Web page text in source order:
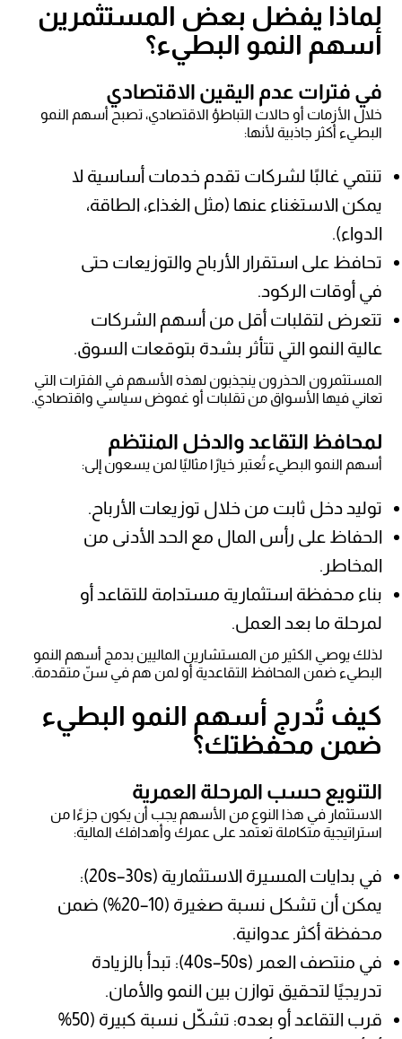
لماذا يفضل بعض المستثمرين
أسهم النمو البطيء؟
في فترات عدم اليقين الاقتصادي
خلال الأزمات أو حالات التباطؤ الاقتصادي، تصبح أسهم النمو
البطيء أكثر جاذبية لأنها:
تنتمي غالبًا لشركات تقدم خدمات أساسية لا
يمكن الاستغناء عنها (مثل الغذاء، الطاقة،
الدواء).
تحافظ على استقرار الأرباح والتوزيعات حتى
في أوقات الركود.
تتعرض لتقلبات أقل من أسهم الشركات
عالية النمو التي تتأثر بشدة بتوقعات السوق.
المستثمرون الحذرون ينجذبون لهذه الأسهم في الفترات التي
تعاني فيها الأسواق من تقلبات أو غموض سياسي واقتصادي.
لمحافظ التقاعد والدخل المنتظم
أسهم النمو البطيء تُعتبر خيارًا مثاليًا لمن يسعون إلى:
توليد دخل ثابت من خلال توزيعات الأرباح.
الحفاظ على رأس المال مع الحد الأدنى من
المخاطر.
بناء محفظة استثمارية مستدامة للتقاعد أو
لمرحلة ما بعد العمل.
لذلك يوصي الكثير من المستشارين الماليين بدمج أسهم النمو
البطيء ضمن المحافظ التقاعدية أو لمن هم في سنّ متقدمة.
كيف تُدرج أسهم النمو البطيء
ضمن محفظتك؟
التنويع حسب المرحلة العمرية
الاستثمار في هذا النوع من الأسهم يجب أن يكون جزءًا من
استراتيجية متكاملة تعتمد على عمرك وأهدافك المالية:
في بدايات المسيرة الاستثمارية (20s–30s):
يمكن أن تشكل نسبة صغيرة (10–20%) ضمن
محفظة أكثر عدوانية.
في منتصف العمر (40s–50s): تبدأ بالزيادة
تدريجيًا لتحقيق توازن بين النمو والأمان.
قرب التقاعد أو بعده: تشكّل نسبة كبيرة (50%